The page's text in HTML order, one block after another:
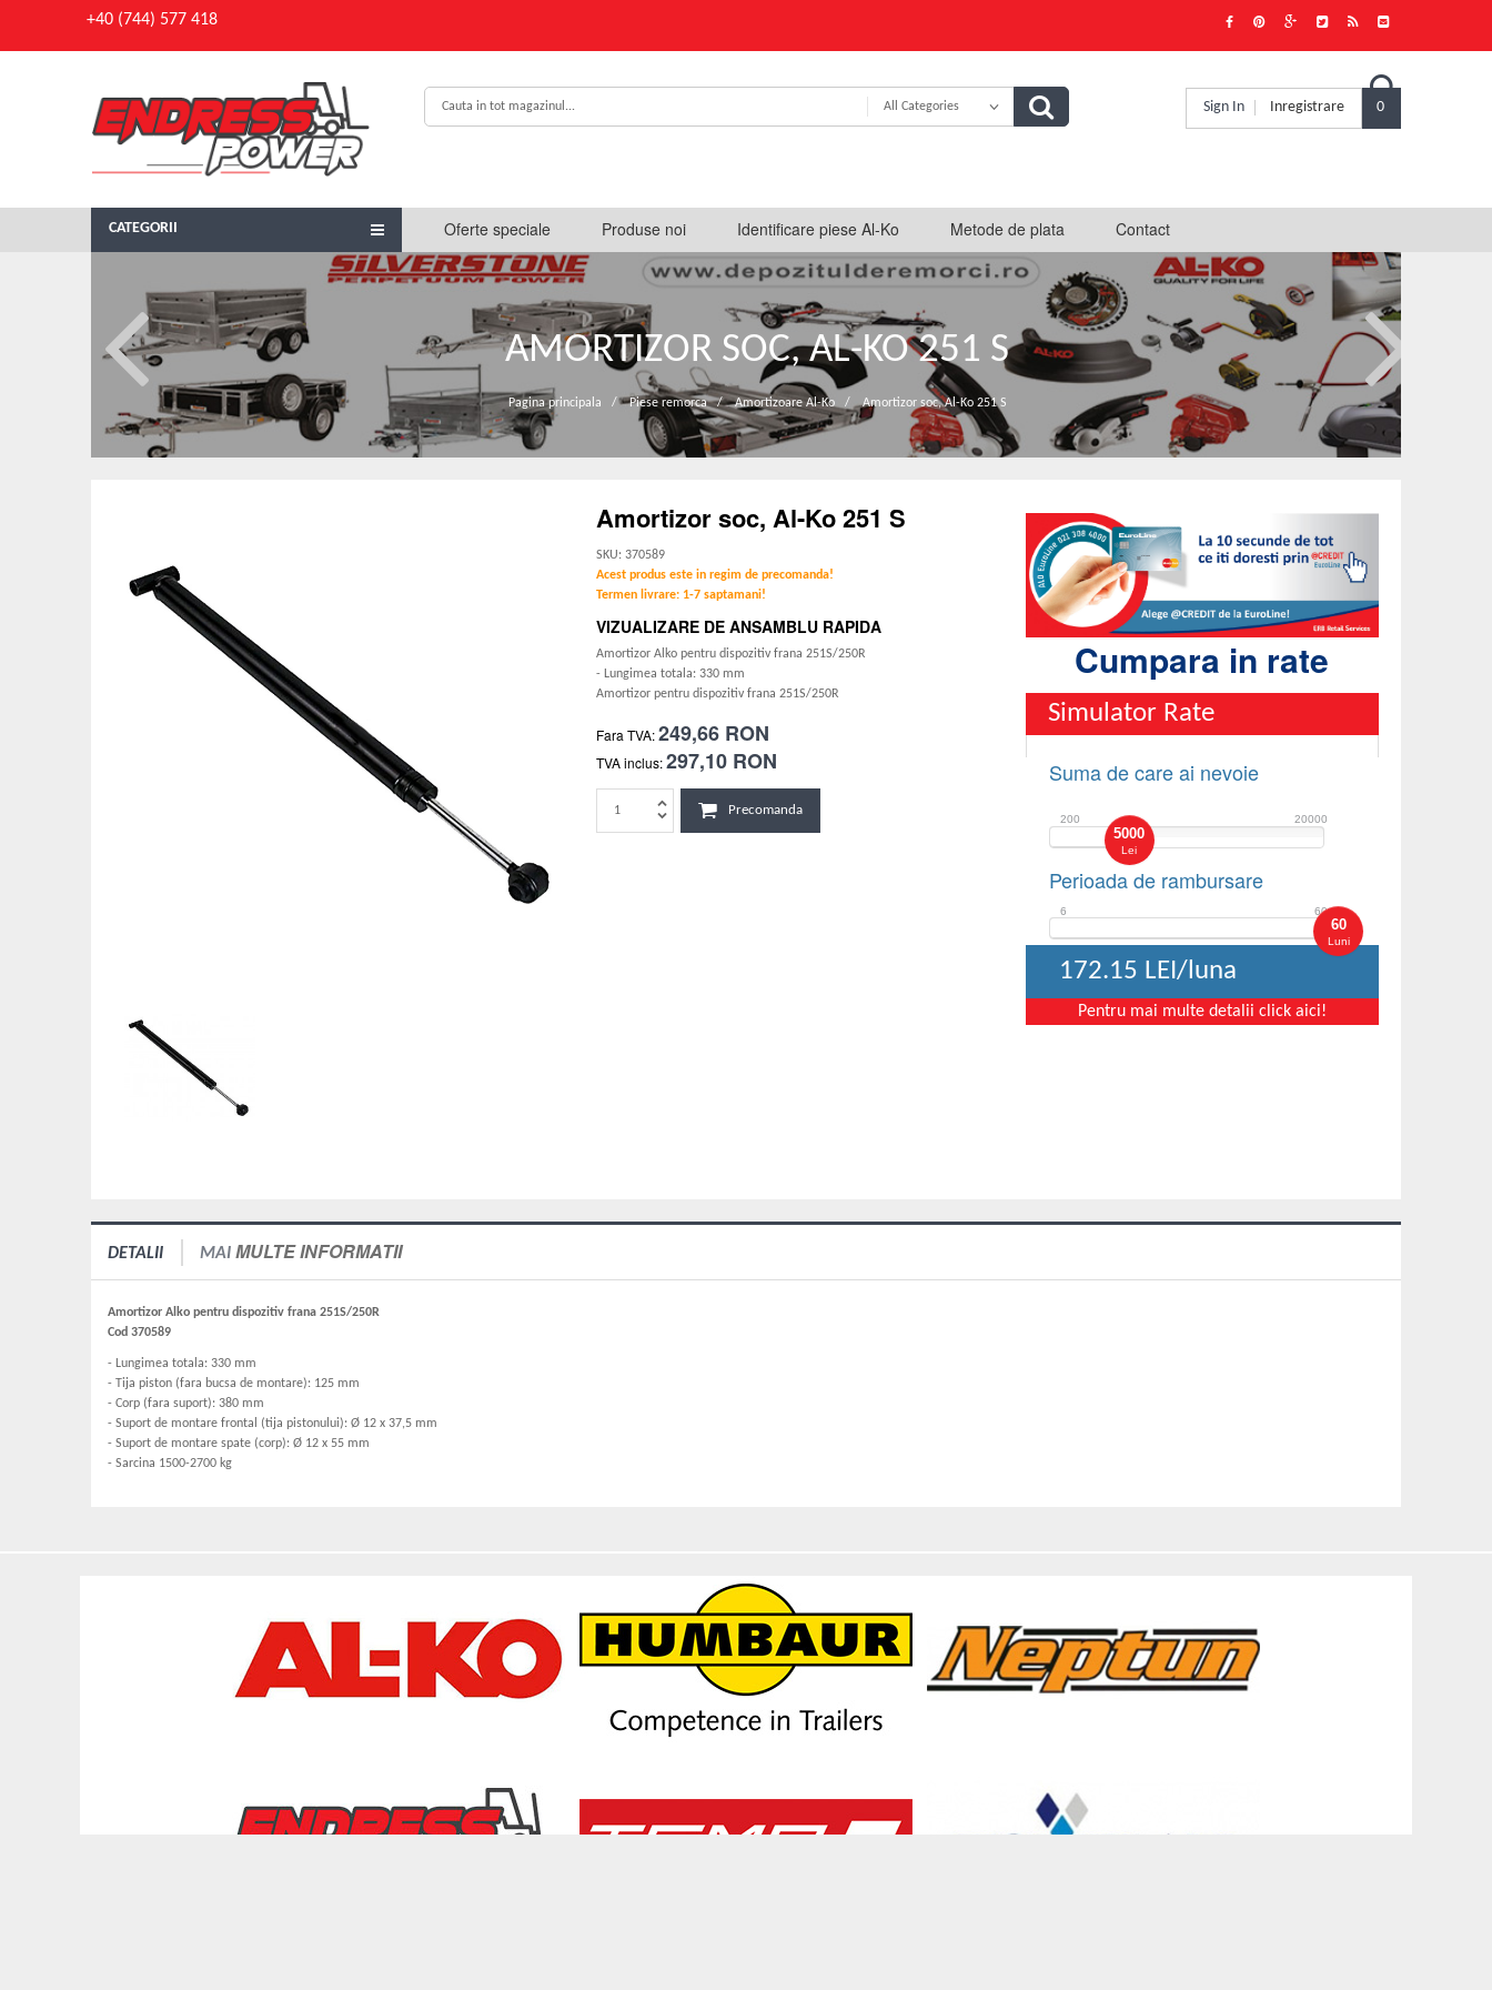
+40 (744) 577 418
All Categories

0
Sign In Inregistrare
Oferte speciale Produse noi Identificare piese Al-Ko Metode de plata Contact
CATEGORII
AMORTIZOR SOC, AL-KO 251 S
Pagina principala / Piese remorca / Amortizoare Al-Ko / Amortizor soc, Al-Ko 251 S
Amortizor soc, Al-Ko 251 S
SKU: 370589
Acest produs este in regim de precomanda!
Termen livrare: 1-7 saptamani!
VIZUALIZARE DE ANSAMBLU RAPIDA
Amortizor Alko pentru dispozitiv frana 251S/250R
- Lungimea totala: 330 mm
Amortizor pentru dispozitiv frana 251S/250R
Fara TVA:249,66 RON
TVA inclus:297,10 RON
Precomanda
Cumpara in rate
Simulator Rate
Suma de care ai nevoie
5000
Lei
200 20000
Perioada de rambursare
60
Luni
6 60
172.15 LEI/luna
Pentru mai multe detalii click aici!
DETALII MAI MULTE INFORMATII
Amortizor Alko pentru dispozitiv frana 251S/250R
Cod 370589
- Lungimea totala: 330 mm
- Tija piston (fara bucsa de montare): 125 mm
- Corp (fara suport): 380 mm
- Suport de montare frontal (tija pistonului): Ø 12 x 37,5 mm
- Suport de montare spate (corp): Ø 12 x 55 mm
- Sarcina 1500-2700 kg